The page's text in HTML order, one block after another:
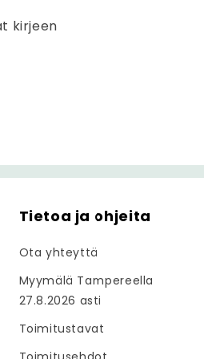
kirjeen
Tietoa ja ohjeita
Ota yhteyttä
Myymälä Tampereella
27.8.2026 asti
Toimitustavat